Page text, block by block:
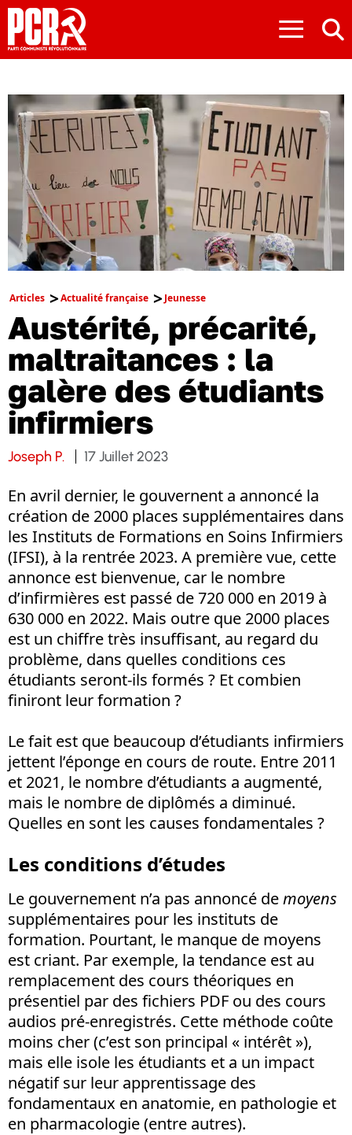
≡
Articles Actualité française Jeunesse
Austérité, précarité,
maltraitances : la
galère des étudiants
infirmiers
Joseph P. 17 Juillet 2023
En avril dernier, le gouvernent a annoncé la
création de 2000 places supplémentaires dans
les Instituts de Formations en Soins Infirmiers
(IFSI), à la rentrée 2023. A première vue, cette
annonce est bienvenue, car le nombre
d’infirmières est passé de 720 000 en 2019 à
630 000 en 2022. Mais outre que 2000 places
est un chiffre très insuffisant, au regard du
problème, dans quelles conditions ces
étudiants seront-ils formés ? Et combien
finiront leur formation ?
Le fait est que beaucoup d’étudiants infirmiers
jettent l’éponge en cours de route. Entre 2011
et 2021, le nombre d’étudiants a augmenté,
mais le nombre de diplômés a diminué.
Quelles en sont les causes fondamentales ?
Les conditions d’études
Le gouvernement n’a pas annoncé demoyens
supplémentaires pour les instituts de
formation. Pourtant, le manque de moyens
est criant. Par exemple, la tendance est au
remplacement des cours théoriques en
présentiel par des fichiers PDF ou des cours
audios pré-enregistrés. Cette méthode coûte
moins cher (c’est son principal « intérêt »),
mais elle isole les étudiants et a un impact
négatif sur leur apprentissage des
fondamentaux en anatomie, en pathologie et
en pharmacologie (entre autres).